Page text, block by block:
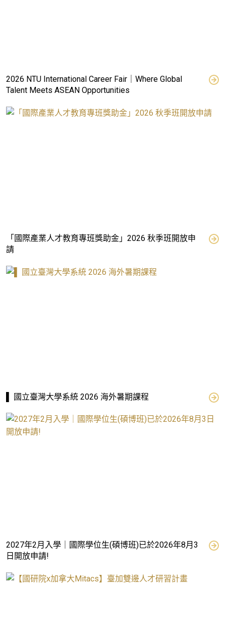
2026 NTU International Career Fair｜Where Global
Talent Meets ASEAN Opportunities
「國際產業人才教育專班獎助金」2026 秋季班開放申
請
▌ 國立臺灣大學系統 2026 海外暑期課程
2027年2月入學｜國際學位生(碩博班)已於2026年8月3
日開放申請!